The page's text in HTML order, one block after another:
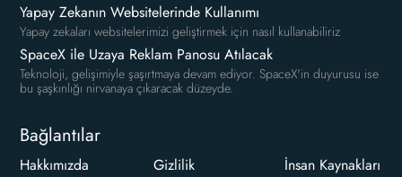
Yapay Zekanın Websitelerinde Kullanımı
Yapay zekaları websitelerimizi geliştirmek için nasıl kullanabiliriz
SpaceX ile Uzaya Reklam Panosu Atılacak
Teknoloji, gelişimiyle şaşırtmaya devam ediyor. SpaceX'in duyurusu ise
bu şaşkınlığı nirvanaya çıkaracak düzeyde.
Bağlantılar
Hakkımızda
Gizlilik
İnsan Kaynakları